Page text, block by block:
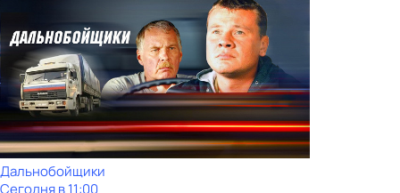
Дальнобойщики
Сегодня в 11:00